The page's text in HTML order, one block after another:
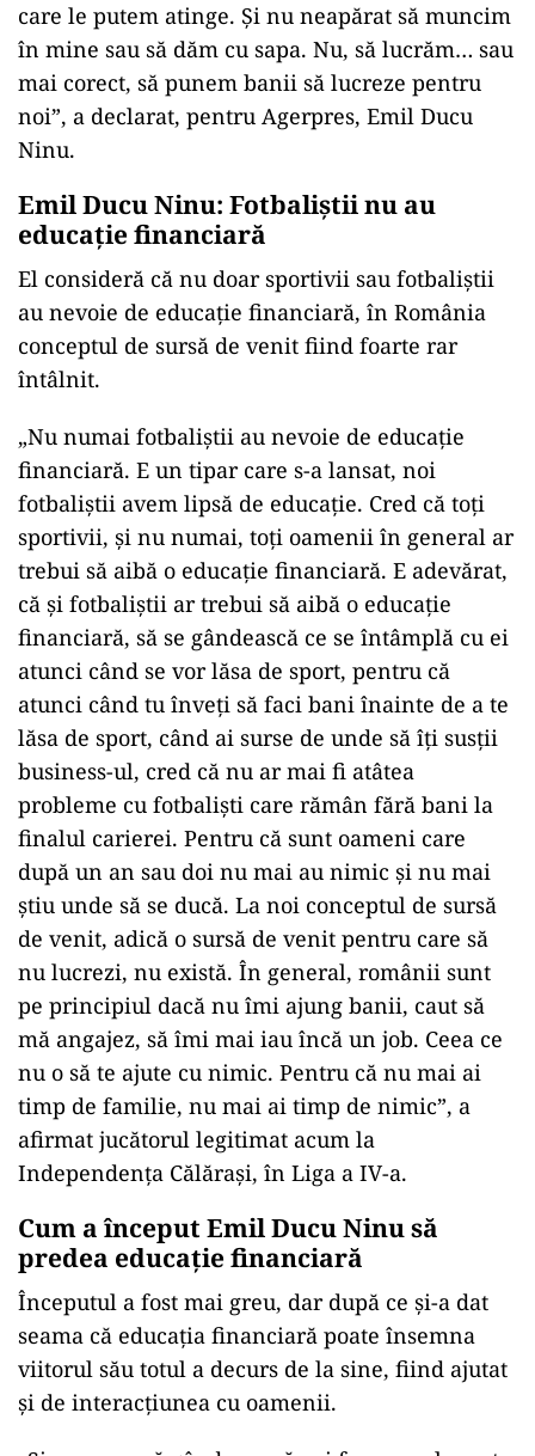
care le putem atinge. Şi nu neapărat să muncim
în mine sau să dăm cu sapa. Nu, să lucrăm… sau
mai corect, să punem banii să lucreze pentru
noi”, a declarat, pentru Agerpres, Emil Ducu
Ninu.
Emil Ducu Ninu: Fotbaliștii nu au
educație financiară
El consideră că nu doar sportivii sau fotbaliştii
au nevoie de educaţie financiară, în România
conceptul de sursă de venit fiind foarte rar
întâlnit.
„Nu numai fotbaliştii au nevoie de educaţie
financiară. E un tipar care s-a lansat, noi
fotbaliştii avem lipsă de educaţie. Cred că toţi
sportivii, şi nu numai, toţi oamenii în general ar
trebui să aibă o educaţie financiară. E adevărat,
că şi fotbaliştii ar trebui să aibă o educaţie
financiară, să se gândească ce se întâmplă cu ei
atunci când se vor lăsa de sport, pentru că
atunci când tu înveţi să faci bani înainte de a te
lăsa de sport, când ai surse de unde să îţi susţii
business-ul, cred că nu ar mai fi atâtea
probleme cu fotbalişti care rămân fără bani la
finalul carierei. Pentru că sunt oameni care
după un an sau doi nu mai au nimic şi nu mai
ştiu unde să se ducă. La noi conceptul de sursă
de venit, adică o sursă de venit pentru care să
nu lucrezi, nu există. În general, românii sunt
pe principiul dacă nu îmi ajung banii, caut să
mă angajez, să îmi mai iau încă un job. Ceea ce
nu o să te ajute cu nimic. Pentru că nu mai ai
timp de familie, nu mai ai timp de nimic”, a
afirmat jucătorul legitimat acum la
Independenţa Călăraşi, în Liga a IV-a.
Cum a început Emil Ducu Ninu să
predea educație financiară
Începutul a fost mai greu, dar după ce şi-a dat
seama că educaţia financiară poate însemna
viitorul său totul a decurs de la sine, fiind ajutat
şi de interacţiunea cu oamenii.